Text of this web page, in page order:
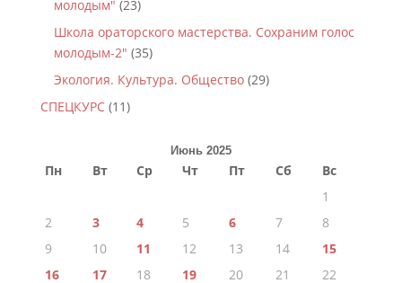
молодым" (23)
Школа ораторского мастерства. Сохраним голос
молодым-2" (35)
Экология. Культура. Общество(29)
СПЕЦКУРС(11)
Июнь 2025
Пн Вт Ср Чт Пт Сб
Вс
1
2
3 4 5 6 7
8
9
10 11 12 13 14
15
16
17 18 19 20 21
22